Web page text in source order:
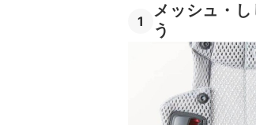
ベビーカーの暑さ対策グッ
夏用抱っこ紐の売れ筋ラ
1
メッシュ・
う